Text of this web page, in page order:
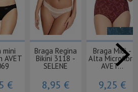
mini
AVET
€
Braga Regina
Bikini 3118 -
SELENE
8,95 €
Braga Midi -
Alta Microfibra
AVET...
9,25 €